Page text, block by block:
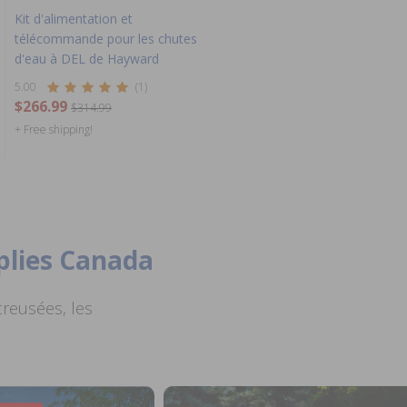
Kit d'alimentation et
télécommande pour les chutes
d'eau à DEL de Hayward
5.00 (1)
$266.99 $314.99
+ Free shipping!
Canada
les